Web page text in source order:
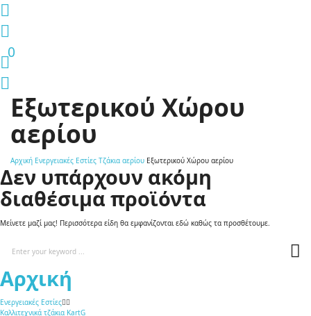
0
Εξωτερικού Χώρου
αερίου
Αρχική Ενεργειακές Εστίες Τζάκια αερίου Εξωτερικού Χώρου αερίου
Δεν υπάρχουν ακόμη
διαθέσιμα προϊόντα
Μείνετε μαζί μας! Περισσότερα είδη θα εμφανίζονται εδώ καθώς τα προσθέτουμε.
Αρχική
Ενεργειακές Εστίες
Καλλιτεχνικά τζάκια KartG